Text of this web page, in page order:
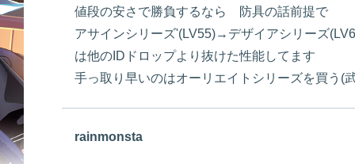
値段の安さで勝負するなら 防具の話前提で
アサインシリーズ'(LV55)→デザイアシリーズ
は他のIDドロップより抜けた性能してます
手っ取り早いのはオーリエイトシリーズを買う
rainmonsta